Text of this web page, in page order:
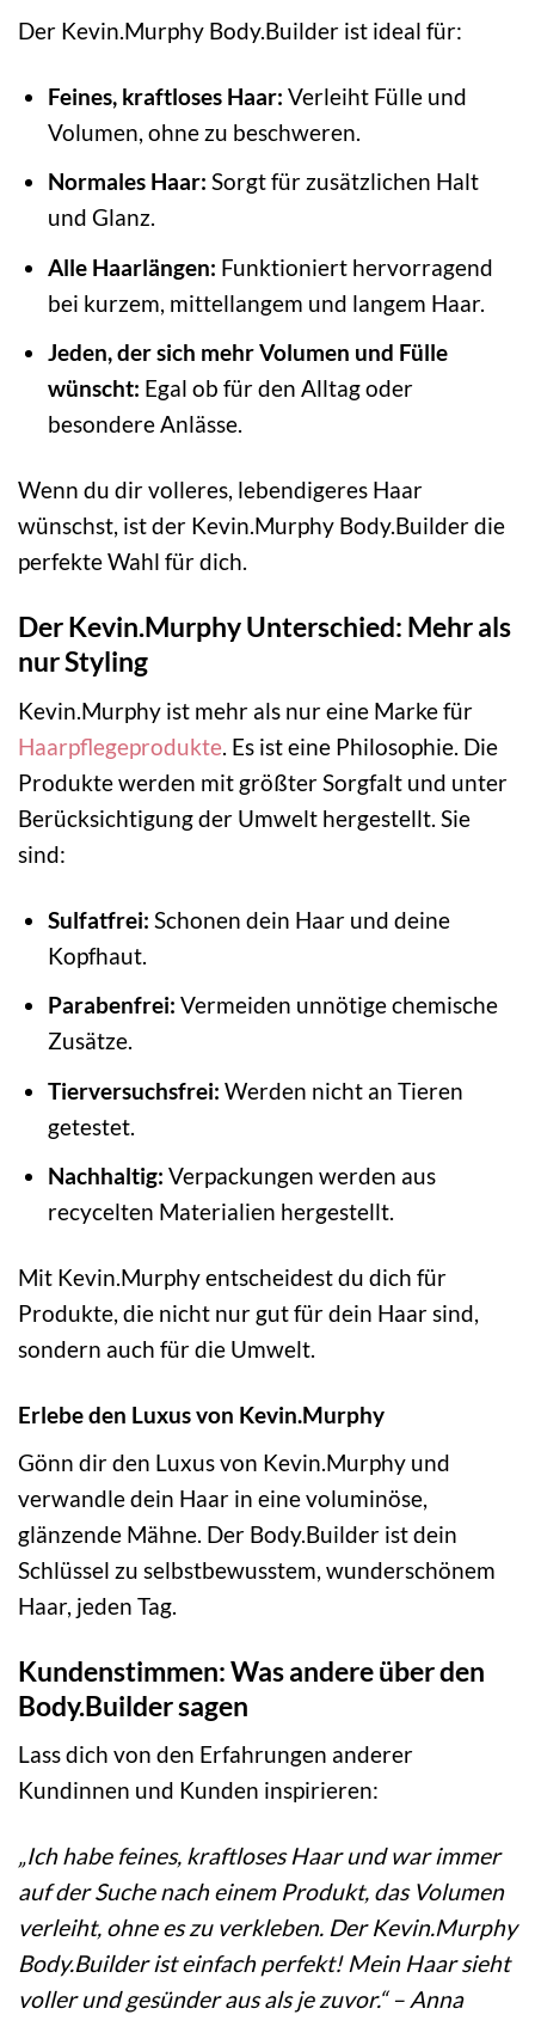
Der Kevin.Murphy Body.Builder ist ideal für:
Feines, kraftloses Haar: Verleiht Fülle und
Volumen, ohne zu beschweren.
Normales Haar: Sorgt für zusätzlichen Halt
und Glanz.
Alle Haarlängen: Funktioniert hervorragend
bei kurzem, mittellangem und langem Haar.
Jeden, der sich mehr Volumen und Fülle
wünscht: Egal ob für den Alltag oder
besondere Anlässe.
Wenn du dir volleres, lebendigeres Haar
wünschst, ist der Kevin.Murphy Body.Builder die
perfekte Wahl für dich.
Der Kevin.Murphy Unterschied: Mehr als
nur Styling
Kevin.Murphy ist mehr als nur eine Marke für
Haarpflegeprodukte. Es ist eine Philosophie. Die
Produkte werden mit größter Sorgfalt und unter
Berücksichtigung der Umwelt hergestellt. Sie
sind:
Sulfatfrei: Schonen dein Haar und deine
Kopfhaut.
Parabenfrei: Vermeiden unnötige chemische
Zusätze.
Tierversuchsfrei: Werden nicht an Tieren
getestet.
Nachhaltig: Verpackungen werden aus
recycelten Materialien hergestellt.
Mit Kevin.Murphy entscheidest du dich für
Produkte, die nicht nur gut für dein Haar sind,
sondern auch für die Umwelt.
Erlebe den Luxus von Kevin.Murphy
Gönn dir den Luxus von Kevin.Murphy und
verwandle dein Haar in eine voluminöse,
glänzende Mähne. Der Body.Builder ist dein
Schlüssel zu selbstbewusstem, wunderschönem
Haar, jeden Tag.
Kundenstimmen: Was andere über den
Body.Builder sagen
Lass dich von den Erfahrungen anderer
Kundinnen und Kunden inspirieren:
„Ich habe feines, kraftloses Haar und war immer
auf der Suche nach einem Produkt, das Volumen
verleiht, ohne es zu verkleben. Der Kevin.Murphy
Body.Builder ist einfach perfekt! Mein Haar sieht
voller und gesünder aus als je zuvor.“ – Anna